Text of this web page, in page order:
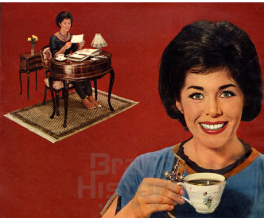
JACOBS KAFFEE Kraft Foods 1964